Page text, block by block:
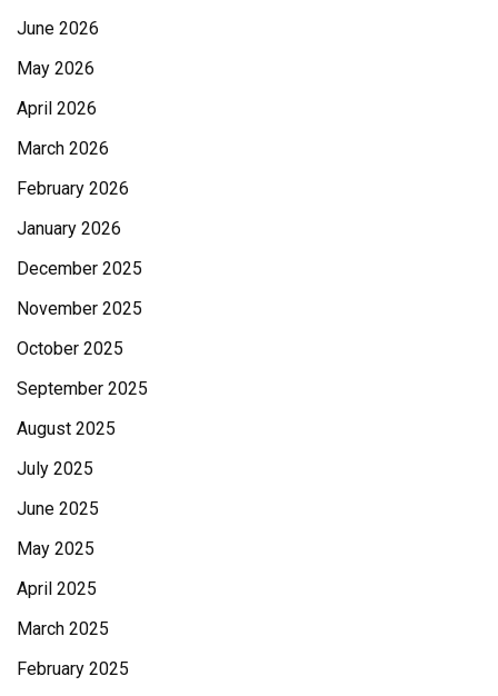
June 2026
May 2026
April 2026
March 2026
February 2026
January 2026
December 2025
November 2025
October 2025
September 2025
August 2025
July 2025
June 2025
May 2025
April 2025
March 2025
February 2025